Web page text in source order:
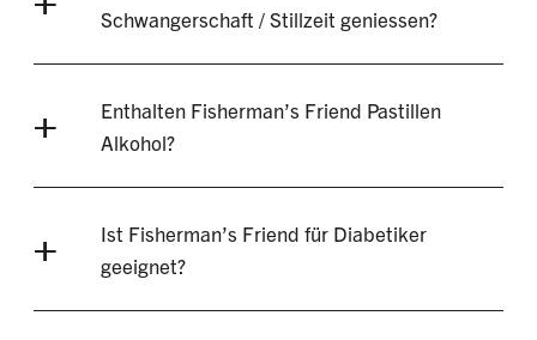
Schwangerschaft / Stillzeit geniessen?
Enthalten Fisherman’s Friend Pastillen
Alkohol?
Ist Fisherman’s Friend für Diabetiker
geeignet?